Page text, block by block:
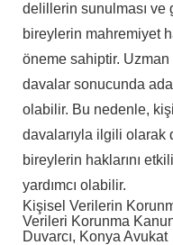
delillerin sunulması ve
bireylerin mahremiyet
öneme sahiptir.
davalar sonucunda
olabilir. Bu nedenle,
davalarıyla ilgili olarak
bireylerin haklarını
yardımcı olabilir.
Kişisel Verilerin
Verileri Korunma
Duvarcı, Konya Avukat